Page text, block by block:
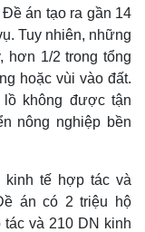
án tạo ra gần 14
Tuy nhiên, những
hơn 1/2 trong tổng
hoặc vùi vào đất.
lồ không được tận
nông nghiệp bền
tế hợp tác và
án có 2 triệu hộ
tác và 210 DN kinh